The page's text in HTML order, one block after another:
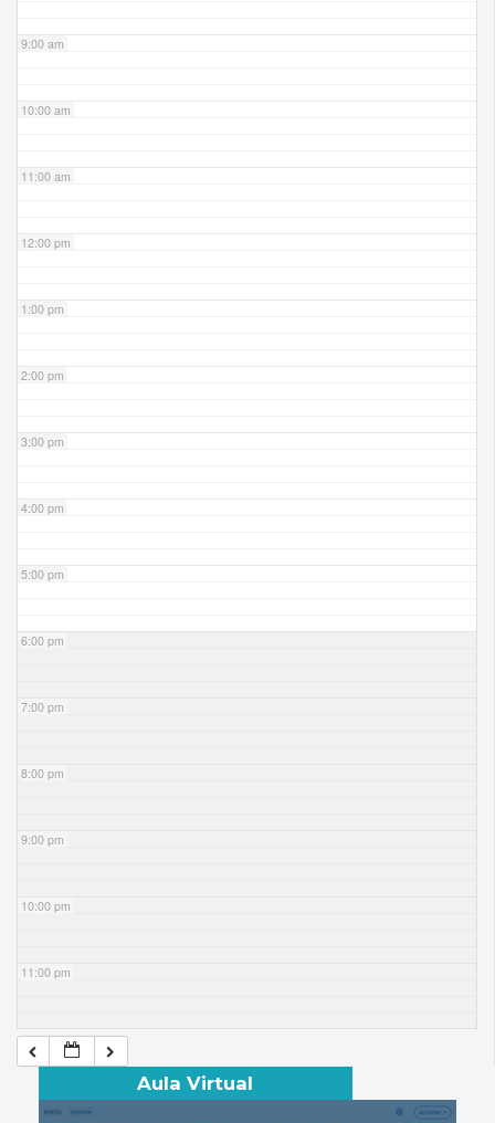
9:00 am
10:00 am
11:00 am
12:00 pm
1:00 pm
2:00 pm
3:00 pm
4:00 pm
5:00 pm
6:00 pm
7:00 pm
8:00 pm
9:00 pm
10:00 pm
11:00 pm
Aula Virtual